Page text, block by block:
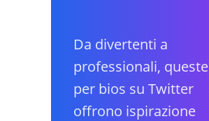
Da divertenti a
professionali,
per bios su Twitter
offrono ispirazione